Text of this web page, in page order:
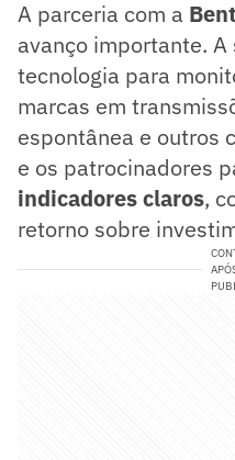
A parceria com a
avanço importante.
tecnologia para
marcas em
espontânea e outros
e os patrocinadores
indicadores claros,
retorno sobre